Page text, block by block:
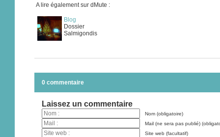
A lire également sur dMute :
Blog
Dossier
Salmigondis
0 commentaire
Laissez un commentaire
Nom (obligatoire)
Mail (ne sera pas publié)
Site web (facultatif)